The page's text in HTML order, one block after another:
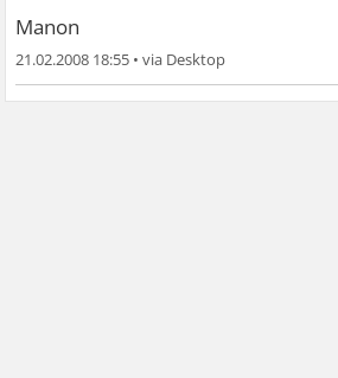
Manon
21.02.2008 18:55 •